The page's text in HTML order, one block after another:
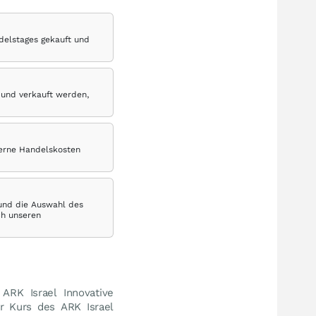
gekauft und
verkauft werden,
Handelskosten
die Auswahl des
unseren
Israel Innovative
Kurs des ARK Israel